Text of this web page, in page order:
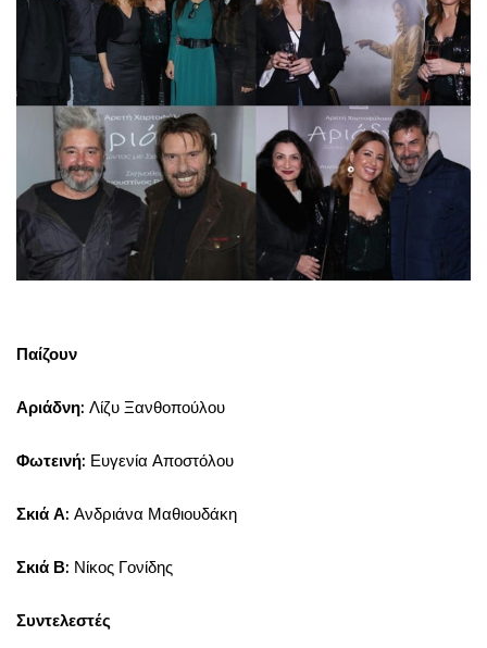
Παίζουν
Αριάδνη: Λίζυ Ξανθοπούλου
Φωτεινή: Ευγενία Αποστόλου
Σκιά Α: Ανδριάνα Μαθιουδάκη
Σκιά Β: Νίκος Γονίδης
Συντελεστές